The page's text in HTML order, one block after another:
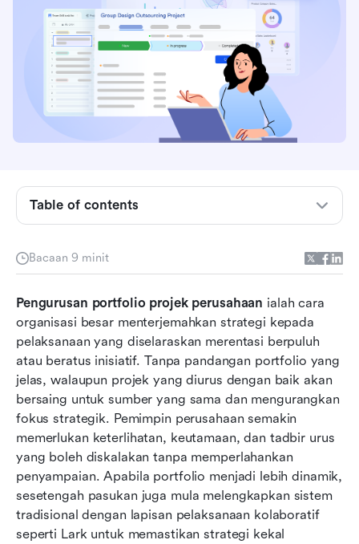
Bacaan 9 minit
Pengurusan portfolio projek perusahaan ialah cara
organisasi besar menterjemahkan strategi kepada
pelaksanaan yang diselaraskan merentasi berpuluh
atau beratus inisiatif. Tanpa pandangan portfolio yang
jelas, walaupun projek yang diurus dengan baik akan
bersaing untuk sumber yang sama dan mengurangkan
fokus strategik. Pemimpin perusahaan semakin
memerlukan keterlihatan, keutamaan, dan tadbir urus
yang boleh diskalakan tanpa memperlahankan
penyampaian. Apabila portfolio menjadi lebih dinamik,
sesetengah pasukan juga mula melengkapkan sistem
tradisional dengan lapisan pelaksanaan kolaboratif
seperti Lark untuk memastikan strategi kekal
Table of contents
Apakah pengurusan portfolio projek
perusahaan?
Pengurusan projek dan portfolio perusahaan
Contoh dunia sebenar pengurusan portfolio
Pilihan moden: Gunakan Lark untuk
merentasi pasukan
Amalan terbaik untuk kejayaan pengurusan
portfolio projek perusahaan
Kesimpulan
Soalan Lazim
Bacaan berkaitan